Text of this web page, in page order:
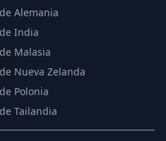
Alemania
India
Malasia
Nueva Zelanda
Polonia
Tailandia